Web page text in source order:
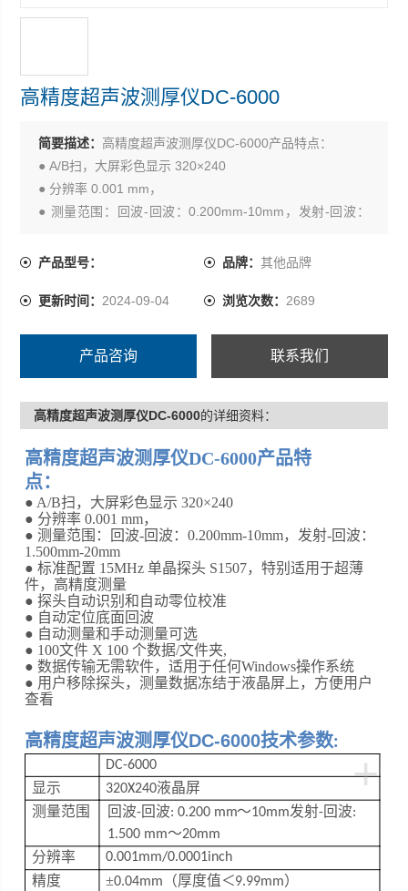
高精度超声波测厚仪DC-6000
简要描述： 高精度超声波测厚仪DC-6000产品特点：
● A/B扫，大屏彩色显示 320×240
● 分辨率 0.001 mm，
● 测量范围：回波-回波：0.200mm-10mm，发射-回波：
产品型号：
品牌： 其他品牌
更新时间： 2024-09-04 浏览次数： 2689
产品咨询 联系我们
高精度超声波测厚仪DC-6000的详细资料：
高精度超声波测厚仪DC-6000产品特
点：
● A/B扫，大屏彩色显示 320×240
● 分辨率 0.001 mm，
● 测量范围：回波-回波：0.200mm-10mm，发射-回波：
1.500mm-20mm
● 标准配置 15MHz单晶探头 S1507，特别适用于超薄
件，高精度测量
● 探头自动识别和自动零位校准
● 自动定位底面回波
● 自动测量和手动测量可选
● 100文件 X 100个数据/文件夹,
● 数据传输无需软件，适用于任何Windows操作系统
● 用户移除探头，测量数据冻结于液晶屏上，方便用户
查看
高精度超声波测厚仪DC-6000技术参数:
+
DC-6000
显示 320X240液晶屏
测量范围 回波-回波:0.200 mm～10mm发射-回波:
1.500 mm～20mm
分辨率 0.001mm/0.0001inch
精度 ±0.04mm （厚度值＜9.99mm）